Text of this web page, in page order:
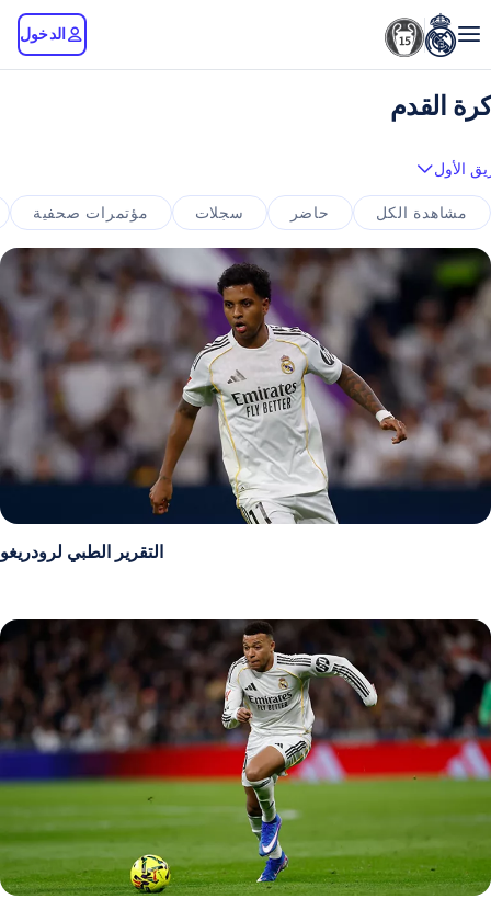
الدخول
كرة القدم
الأول
مشاهدة الكل حاضر سجلات مؤتمرات صحفية
التقرير الطبي لرودريغو